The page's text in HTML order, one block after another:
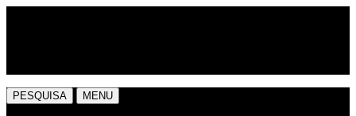
PESQUISA MENU